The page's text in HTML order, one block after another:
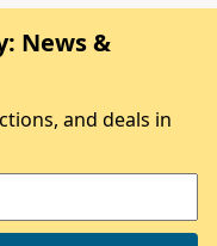
News &
and deals in